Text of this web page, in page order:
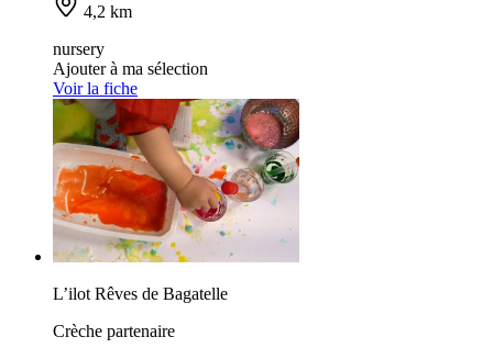
4,2 km
nursery
Ajouter à ma sélection
Voir la fiche
L’ilot Rêves de Bagatelle
Crèche partenaire